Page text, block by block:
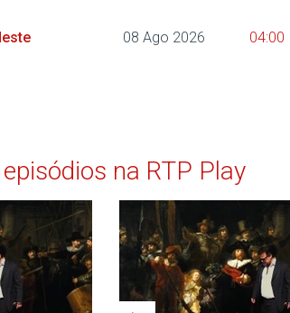
08 Ago 2026 04:00
na RTP Play